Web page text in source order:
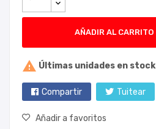
AÑADIR AL CARRITO
 Últimas unidades en stock
Compartir Tuitear
Añadir a favoritos